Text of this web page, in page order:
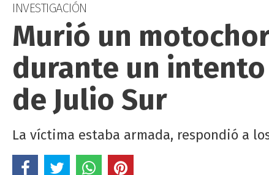
INVESTIGACIÓN
Murió un
durante un
de Julio Sur
La víctima estaba armada, respondió a